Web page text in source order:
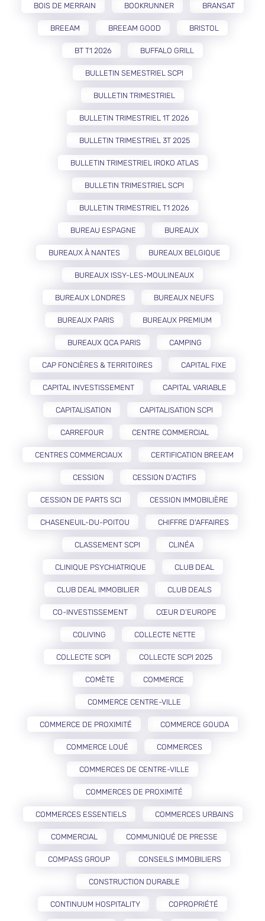
BOIS DE MERRAIN BOOKRUNNER BRANSAT
BREEAM BREEAM GOOD BRISTOL
BT T1 2026 BUFFALO GRILL
BULLETIN SEMESTRIEL SCPI
BULLETIN TRIMESTRIEL
BULLETIN TRIMESTRIEL 1T 2026
BULLETIN TRIMESTRIEL 3T 2025
BULLETIN TRIMESTRIEL IROKO ATLAS
BULLETIN TRIMESTRIEL SCPI
BULLETIN TRIMESTRIEL T1 2026
BUREAU ESPAGNE BUREAUX
BUREAUX À NANTES BUREAUX BELGIQUE
BUREAUX ISSY-LES-MOULINEAUX
BUREAUX LONDRES BUREAUX NEUFS
BUREAUX PARIS BUREAUX PREMIUM
BUREAUX QCA PARIS CAMPING
CAP FONCIÈRES & TERRITOIRES CAPITAL FIXE
CAPITAL INVESTISSEMENT CAPITAL VARIABLE
CAPITALISATION CAPITALISATION SCPI
CARREFOUR CENTRE COMMERCIAL
CENTRES COMMERCIAUX CERTIFICATION BREEAM
CESSION CESSION D’ACTIFS
CESSION DE PARTS SCI CESSION IMMOBILIÈRE
CHASENEUIL-DU-POITOU CHIFFRE D'AFFAIRES
CLASSEMENT SCPI CLINÉA
CLINIQUE PSYCHIATRIQUE CLUB DEAL
CLUB DEAL IMMOBILIER CLUB DEALS
CO-INVESTISSEMENT CŒUR D’EUROPE
COLIVING COLLECTE NETTE
COLLECTE SCPI COLLECTE SCPI 2025
COMÈTE COMMERCE
COMMERCE CENTRE-VILLE
COMMERCE DE PROXIMITÉ COMMERCE GOUDA
COMMERCE LOUÉ COMMERCES
COMMERCES DE CENTRE-VILLE
COMMERCES DE PROXIMITÉ
COMMERCES ESSENTIELS COMMERCES URBAINS
COMMERCIAL COMMUNIQUÉ DE PRESSE
COMPASS GROUP CONSEILS IMMOBILIERS
CONSTRUCTION DURABLE
CONTINUUM HOSPITALITY COPROPRIÉTÉ